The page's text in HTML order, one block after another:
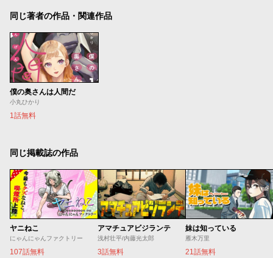
同じ著者の作品・関連作品
僕の奥さんは人間だ
小丸ひかり
1話無料
同じ掲載誌の作品
ヤニねこ
にゃんにゃんファクトリー
107話無料
アマチュアビジランテ
浅村壮平/内藤光太郎
3話無料
妹は知っている
雁木万里
21話無料